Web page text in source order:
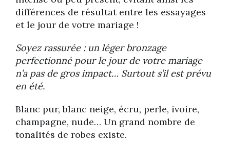
différences de résultat entre les essayages
et le jour de votre mariage !
Soyez rassurée : un léger bronzage
perfectionné pour le jour de votre mariage
n’a pas de gros impact… Surtout s’il est prévu
en été.
Blanc pur, blanc neige, écru, perle, ivoire,
champagne, nude… Un grand nombre de
tonalités de robes existe.